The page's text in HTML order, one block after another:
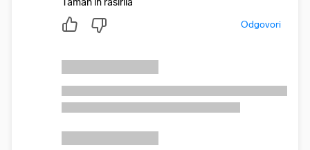
Odgovori